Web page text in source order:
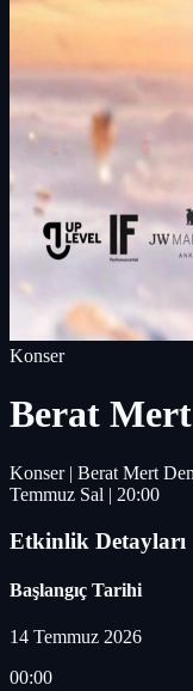
Konser
Berat
Konser | Berat Mert
Temmuz Sal | 20:00
Etkinlik Detayları
Başlangıç Tarihi
14 Temmuz 2026
00:00